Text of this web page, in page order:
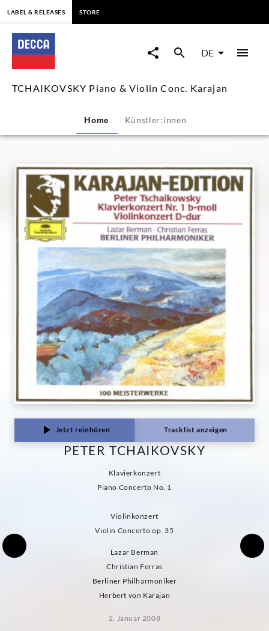
TCHAIKOVSKY
Piano
&
Conc.
Karajan
Decca
Classics
LABEL & RELEASES STORE
DE
TCHAIKOVSKY Piano & Violin Conc. Karajan
Home Künstler:innen
Jetzt reinhören Tracklist anzeigen
PETER TCHAIKOVSKY
Klavierkonzert
Piano Concerto No. 1
Violinkonzert
Violin Concerto op. 35
Lazar Berman
Christian Ferras
Berliner Philharmoniker
Herbert von Karajan
2. Januar 2008